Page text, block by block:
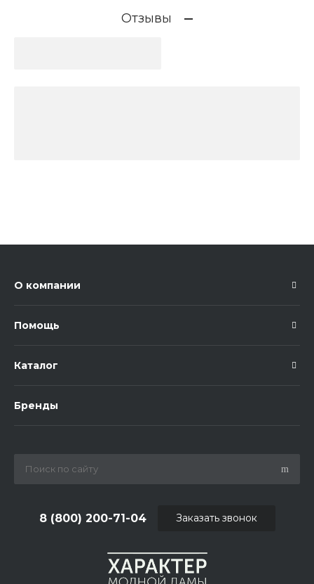
Отзывы
О компании
Помощь
Каталог
Бренды
8 (800) 200-71-04 Заказать звонок